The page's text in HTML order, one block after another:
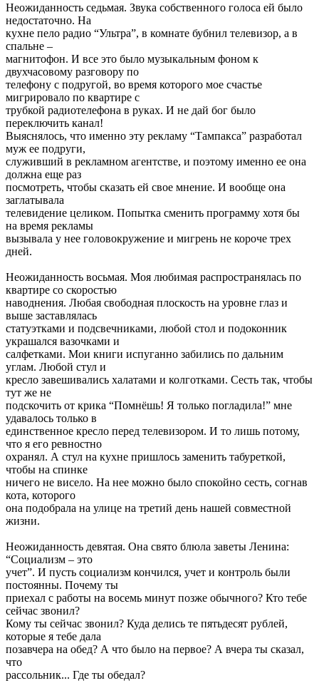
Неожиданность седьмая. Звука собственного голоса ей было
недостаточно. На
кухне пело радио “Ультра”, в комнате бубнил телевизор, а в
спальне –
магнитофон. И все это было музыкальным фоном к
двухчасовому разговору по
телефону с подругой, во время которого мое счастье
мигрировало по квартире с
трубкой радиотелефона в руках. И не дай бог было
переключить канал!
Выяснялось, что именно эту рекламу “Тампакса” разработал
муж ее подруги,
служивший в рекламном агентстве, и поэтому именно ее она
должна еще раз
посмотреть, чтобы сказать ей свое мнение. И вообще она
заглатывала
телевидение целиком. Попытка сменить программу хотя бы
на время рекламы
вызывала у нее головокружение и мигрень не короче трех
дней.
Неожиданность восьмая. Моя любимая распространялась по
квартире со скоростью
наводнения. Любая свободная плоскость на уровне глаз и
выше заставлялась
статуэтками и подсвечниками, любой стол и подоконник
украшался вазочками и
салфетками. Мои книги испуганно забились по дальним
углам. Любой стул и
кресло завешивались халатами и колготками. Сесть так, чтобы
тут же не
подскочить от крика “Помнёшь! Я только погладила!” мне
удавалось только в
единственное кресло перед телевизором. И то лишь потому,
что я его ревностно
охранял. А стул на кухне пришлось заменить табуреткой,
чтобы на спинке
ничего не висело. На нее можно было спокойно сесть, согнав
кота, которого
она подобрала на улице на третий день нашей совместной
жизни.
Неожиданность девятая. Она свято блюла заветы Ленина:
“Социализм – это
учет”. И пусть социализм кончился, учет и контроль были
постоянны. Почему ты
приехал с работы на восемь минут позже обычного? Кто тебе
сейчас звонил?
Кому ты сейчас звонил? Куда делись те пятьдесят рублей,
которые я тебе дала
позавчера на обед? А что было на первое? А вчера ты сказал,
что
рассольник... Где ты обедал?